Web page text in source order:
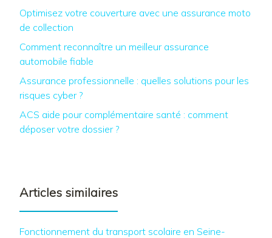
Optimisez votre couverture avec une assurance moto
de collection
Comment reconnaître un meilleur assurance
automobile fiable
Assurance professionnelle : quelles solutions pour les
risques cyber ?
ACS aide pour complémentaire santé : comment
déposer votre dossier ?
Articles similaires
Fonctionnement du transport scolaire en Seine-